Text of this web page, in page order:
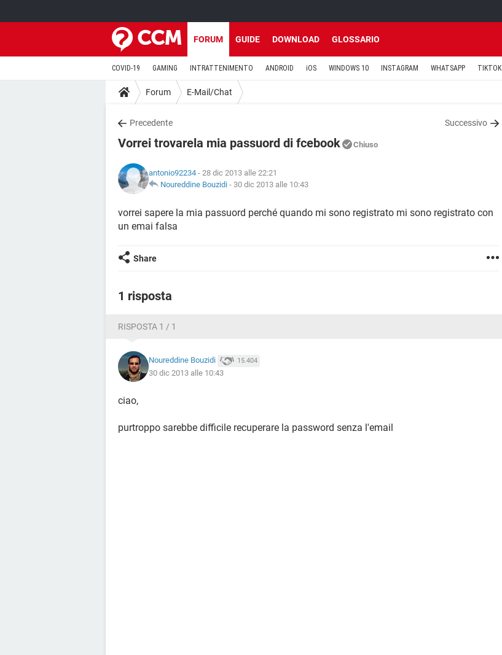
FORUM GUIDE DOWNLOAD GLOSSARIO
COVID-19 GAMING INTRATTENIMENTO ANDROID iOS WINDOWS 10 INSTAGRAM WHATSAPP TIKTOK
Forum E-Mail/Chat
Precedente Successivo
Vorrei trovarela mia passuord di fcebook Chiuso
antonio92234 - 28 dic 2013 alle 22:21
Noureddine Bouzidi - 30 dic 2013 alle 10:43
vorrei sapere la mia passuord perché quando mi sono registrato mi sono registrato con
un emai falsa
Share
1 risposta
RISPOSTA 1 / 1
Noureddine Bouzidi 15.404
30 dic 2013 alle 10:43
ciao,
purtroppo sarebbe difficile recuperare la password senza l'email